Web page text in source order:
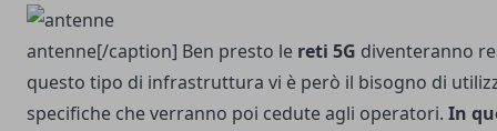
antenne[/caption] Ben presto le reti 5G diventeranno
questo tipo di infrastruttura vi è però il bisogno di
specifiche che verranno poi cedute agli operatori. In